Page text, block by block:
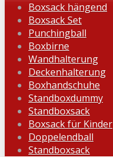
Boxsack hängend
Boxsack Set
Punchingball
Boxbirne
Wandhalterung
Deckenhalterung
Boxhandschuhe
Standboxdummy
Standboxsack
Boxsack für Kinder
Doppelendball
Standboxsack